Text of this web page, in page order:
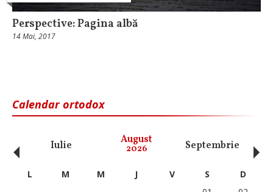
Perspective: Pagina albă
14 Mai, 2017
Calendar ortodox
Iulie August
2026 Septembrie
‹ L M M J V S
D